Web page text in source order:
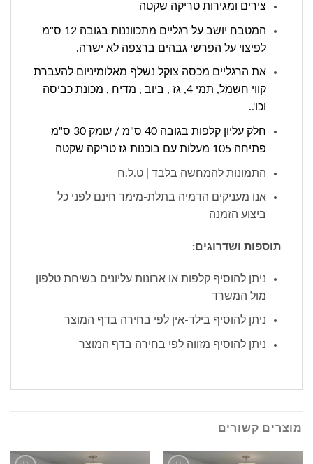
צירים ומגירות טריקה שקטה
המטבח יושב על רגליים מתכווננות בגובה 12 ס"מ
לפיצוי על הפרשי גבהים ברצפה לא ישרה.
את הרגליים מכסה צוקל נשלף מאלומיניום להעברת
קווי חשמל, תמי 4, גז , ביוב , מדיח , מכונת כביסה
וכו'..
חלק עליון קלפות בגובה 40 ס"מ / עומק 30 ס"מ
פתיחה 105 מעלות עם בוכנות גז טריקה שקטה
התמונות להמחשה בלבד | ט.ל.ח
אנו מעניקים הדמיה בתלת-מימד חינם לפני כל
ביצוע הזמנה
תוספות ושדרוגים:
ניתן להוסיף קלפות או ארונות עליונים בשיחת טלפון
מול המשרד
ניתן להוסיף בילד-אין לפי בחירה בדף המוצר
ניתן להוסיף מזווה לפי בחירה בדף המוצר
מוצרים קשורים